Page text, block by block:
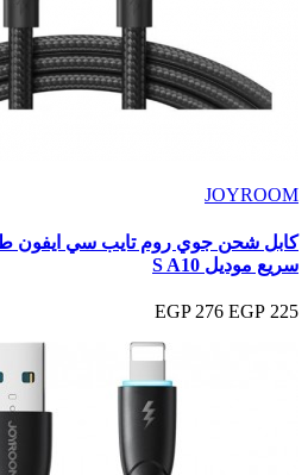
JOYROOM
سريع موديل S A10
225 EGP
276 EGP